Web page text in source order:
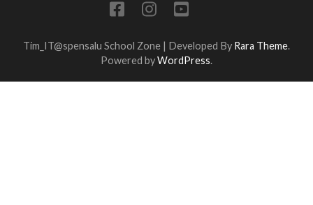
Tim_IT@spensalu School Zone | Developed By Rara Theme.
Powered byWordPress.